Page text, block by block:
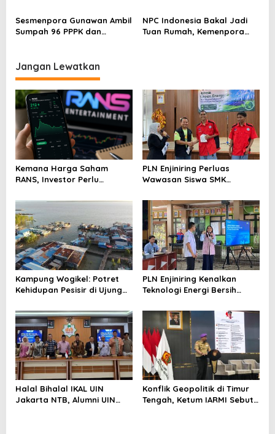
Sesmenpora Gunawan Ambil
Sumpah 96 PPPK dan
NPC Indonesia Bakal Jadi
Tuan Rumah, Kemenpora
Jangan Lewatkan
Kemana Harga Saham
RANS, Investor Perlu
Menghindari Spekulasi
Berlebihan
PLN Enjiniring Perluas
Wawasan Siswa SMK
Perubahan Iklim
Kampung Wogikel: Potret
Kehidupan Pesisir di Ujung
Bertahan di Tengah
Keterbatasan
PLN Enjiniring Kenalkan
Teknologi Energi Bersih
Halal Bihalal IKAL UIN
Jakarta NTB, Alumni UIN
Konflik Geopolitik di Timur
Tengah, Ketum IARMI Sebut